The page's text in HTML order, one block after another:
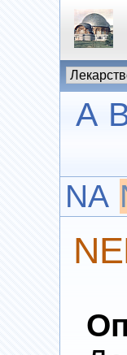
A
NA